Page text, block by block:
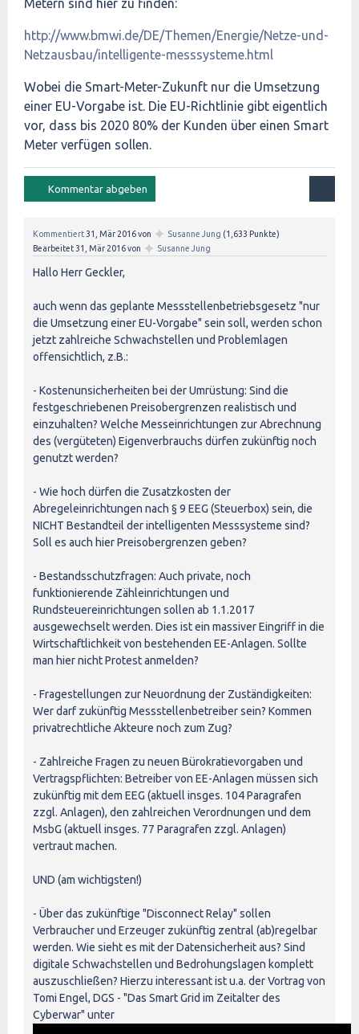
Metern sind hier zu finden:
http://www.bmwi.de/DE/Themen/Energie/Netze-und-
Netzausbau/intelligente-messsysteme.html
Wobei die Smart-Meter-Zukunft nur die Umsetzung
einer EU-Vorgabe ist. Die EU-Richtlinie gibt eigentlich
vor, dass bis 2020 80% der Kunden über einen Smart
Meter verfügen sollen.
Kommentiert 31, Mär 2016von ✦ Susanne Jung (1,633 Punkte)
Bearbeitet 31, Mär 2016von ✦ Susanne Jung
Hallo Herr Geckler,
auch wenn das geplante Messstellenbetriebsgesetz "nur
die Umsetzung einer EU-Vorgabe" sein soll, werden schon
jetzt zahlreiche Schwachstellen und Problemlagen
offensichtlich, z.B.:
- Kostenunsicherheiten bei der Umrüstung: Sind die
festgeschriebenen Preisobergrenzen realistisch und
einzuhalten? Welche Messeinrichtungen zur Abrechnung
des (vergüteten) Eigenverbrauchs dürfen zukünftig noch
genutzt werden?
- Wie hoch dürfen die Zusatzkosten der
Abregeleinrichtungen nach § 9 EEG (Steuerbox) sein, die
NICHT Bestandteil der intelligenten Messsysteme sind?
Soll es auch hier Preisobergrenzen geben?
- Bestandsschutzfragen: Auch private, noch
funktionierende Zähleinrichtungen und
Rundsteuereinrichtungen sollen ab 1.1.2017
ausgewechselt werden. Dies ist ein massiver Eingriff in die
Wirtschaftlichkeit von bestehenden EE-Anlagen. Sollte
man hier nicht Protest anmelden?
- Fragestellungen zur Neuordnung der Zuständigkeiten:
Wer darf zukünftig Messstellenbetreiber sein? Kommen
privatrechtliche Akteure noch zum Zug?
- Zahlreiche Fragen zu neuen Bürokratievorgaben und
Vertragspflichten: Betreiber von EE-Anlagen müssen sich
zukünftig mit dem EEG (aktuell insges. 104 Paragrafen
zzgl. Anlagen), den zahlreichen Verordnungen und dem
MsbG (aktuell insges. 77 Paragrafen zzgl. Anlagen)
vertraut machen.
UND (am wichtigsten!)
- Über das zukünftige "Disconnect Relay" sollen
Verbraucher und Erzeuger zukünftig zentral (ab)regelbar
werden. Wie sieht es mit der Datensicherheit aus? Sind
digitale Schwachstellen und Bedrohungslagen komplett
auszuschließen? Hierzu interessant ist u.a. der Vortrag von
Tomi Engel, DGS - "Das Smart Grid im Zeitalter des
Cyberwar" unter